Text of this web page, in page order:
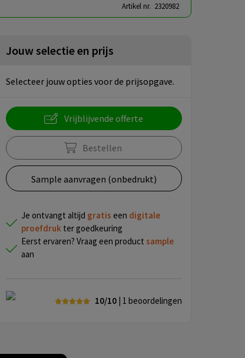
Artikel nr. 2320982
Jouw selectie en prijs
Selecteer jouw opties voor de prijsopgave.
Vrijblijvende offerte
Bestellen
Sample aanvragen (onbedrukt)
Je ontvangt altijd gratis een digitale
proefdrukter goedkeuring
Eerst ervaren? Vraag een product sample
aan
10/10 | 1 beoordelingen